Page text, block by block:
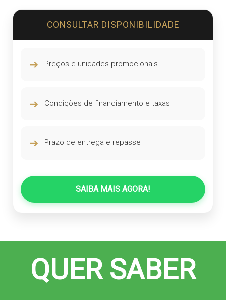
CONSULTAR DISPONIBILIDADE
➔ Preços e unidades promocionais
➔ Condições de financiamento e taxas
➔ Prazo de entrega e repasse
SAIBA MAIS AGORA!
QUER SABER